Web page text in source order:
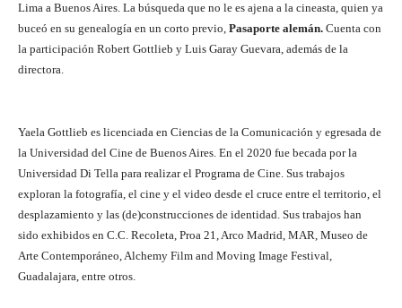
Lima a Buenos Aires. La búsqueda que no le es ajena a la cineasta, quien ya
buceó en su genealogía en un corto previo, Pasaporte alemán. Cuenta con
la participación Robert Gottlieb y Luis Garay Guevara, además de la
directora.
Yaela Gottlieb es licenciada en Ciencias de la Comunicación y egresada de
la Universidad del Cine de Buenos Aires. En el 2020 fue becada por la
Universidad Di Tella para realizar el Programa de Cine. Sus trabajos
exploran la fotografía, el cine y el video desde el cruce entre el territorio, el
desplazamiento y las (de)construcciones de identidad. Sus trabajos han
sido exhibidos en C.C. Recoleta, Proa 21, Arco Madrid, MAR, Museo de
Arte Contemporáneo, Alchemy Film and Moving Image Festival,
Guadalajara, entre otros.